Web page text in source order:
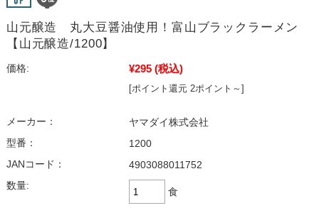
山元醸造 丸大豆醤油使用！富山ブラックラーメン
【山元醸造/1200】
価格: ¥295 (税込)
[ポイント還元 2ポイント～]
メーカー：
ヤマダイ株式会社
型番：
1200
JANコード：
4903088011752
数量:
食